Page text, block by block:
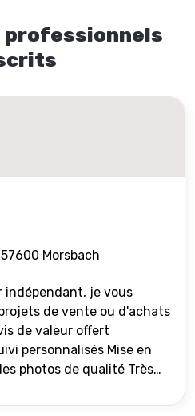
professionnels
Morsbach
indépendant, je vous
de vente ou d'achats
personnalisés Mise en
photos de qualité Très
du financement des